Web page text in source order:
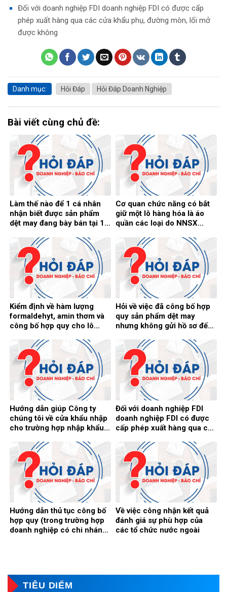
Đối với doanh nghiệp FDI doanh nghiệp FDI có được cấp
phép xuất hàng qua các cửa khẩu phụ, đường mòn, lối mở
được không
Danh mục: Hỏi Đáp Hỏi Đáp Doanh Nghiệp
Bài viết cùng chủ đề:
Làm thế nào để 1 cá nhân
nhận biết được sản phẩm
dệt may đang bày bán tại 1
đươc phép đưa ra thị trường
Việt Nam
Cơ quan chức năng có bắt
giữ một lô hàng hóa là áo
quần các loại do NNSX
chứng minh nguồn gốc xuất
xứ
Kiểm định về hàm lượng
formaldehyt, amin thơm và
công bố hợp quy cho lô
không
Hỏi về việc đã công bố hợp
quy sản phẩm dệt may
nhưng không gửi hồ sơ đến
Hướng dẫn giúp Công ty
chúng tôi về cửa khẩu nhập
cho trường hợp nhập khẩu
Đối với doanh nghiệp FDI
doanh nghiệp FDI có được
cấp phép xuất hàng qua các
lối mở được không
Hướng dẫn thủ tục công bố
hợp quy (trong trường hợp
doanh nghiệp có chi nhánh,
Về việc công nhận kết quả
đánh giá sự phù hợp của
các tổ chức nước ngoài
TIÊU DIỂM